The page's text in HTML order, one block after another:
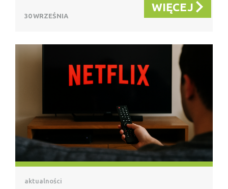
30 WRZEŚNIA
WIĘCEJ
aktualności